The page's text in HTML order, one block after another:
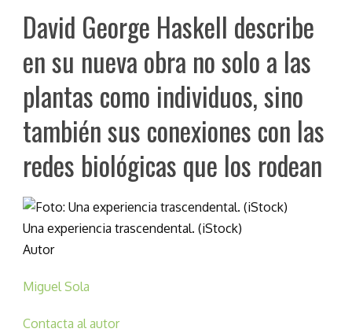
David George Haskell describe
en su nueva obra no solo a las
plantas como individuos, sino
también sus conexiones con las
redes biológicas que los rodean
Una experiencia trascendental. (iStock)
Autor
Miguel Sola
Contacta al autor